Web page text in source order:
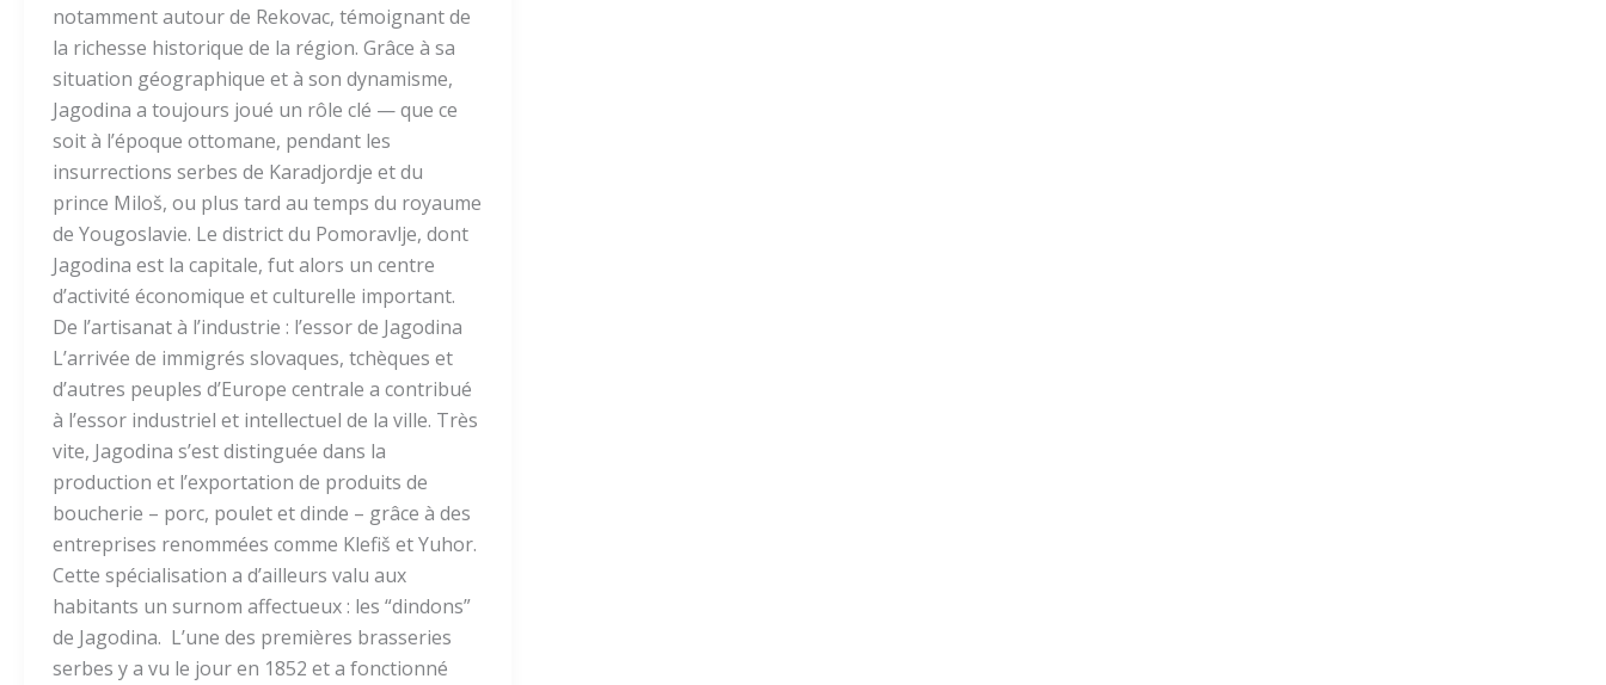
notamment autour de Rekovac, témoignant de
la richesse historique de la région. Grâce à sa
situation géographique et à son dynamisme,
Jagodina a toujours joué un rôle clé — que ce
soit à l’époque ottomane, pendant les
insurrections serbes de Karadjordje et du
prince Miloš, ou plus tard au temps du royaume
de Yougoslavie. Le district du Pomoravlje, dont
Jagodina est la capitale, fut alors un centre
d’activité économique et culturelle important.
De l’artisanat à l’industrie : l’essor de Jagodina
L’arrivée de immigrés slovaques, tchèques et
d’autres peuples d’Europe centrale a contribué
à l’essor industriel et intellectuel de la ville. Très
vite, Jagodina s’est distinguée dans la
production et l’exportation de produits de
boucherie – porc, poulet et dinde – grâce à des
entreprises renommées comme Klefiš et Yuhor.
Cette spécialisation a d’ailleurs valu aux
habitants un surnom affectueux : les “dindons”
de Jagodina. L’une des premières brasseries
serbes y a vu le jour en 1852 et a fonctionné